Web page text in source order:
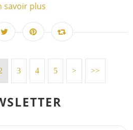
savoir plus
3 4 5 > >>